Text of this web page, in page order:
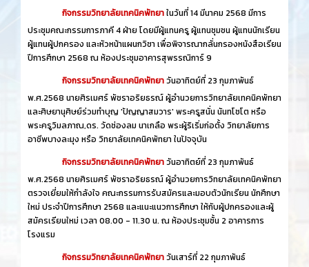
กิจกรรมวิทยาลัยเทคนิคพัทยาในวันที่ 14 มีนาคม 2568 มีการ
ประชุมคณะกรรมการภาคี 4 ฝ่าย โดยมีผู้แทนครู ผู้แทนชุมชน ผู้แทนนักเรียน
ผู้แทนผู้ปกครอง และหัวหน้าแผนกวิชา เพื่อพิจารณากลั่นกรองหนังสือเรียน
ปีการศึกษา 2568 ณ ห้องประชุมอาคารสุพรรณิการ์ 9
กิจกรรมวิทยาลัยเทคนิคพัทยาวันอาทิตย์ที่ 23 กุมภาพันธ์
พ.ศ.2568 นายศิรเมศร์ พัชราอริยธรณ์ ผู้อำนวยการวิทยาลัยเทคนิคพัทยา
และศิษยานุศิษย์ร่วมทำบุญ 'ปัญญาสมวาร' พระครูสนั่น นันทโชโต หรือ
พระครูวิมลภาณ,ดร. วัดช่องลม นาเกลือ พระผู้ริเริ่มก่อตั้ง วิทยาลัยการ
อาชีพบางละมุง หรือ วิทยาลัยเทคนิคพัทยา ในปัจจุบัน
กิจกรรมวิทยาลัยเทคนิคพัทยาวันอาทิตย์ที่ 23 กุมภาพันธ์
พ.ศ.2568 นายศิรเมศร์ พัชราอริยธรณ์ ผู้อำนวยการวิทยาลัยเทคนิคพัทยา
ตรวจเยี่ยมให้กำลังใจ คณะกรรมการรับสมัครและมอบตัวนักเรียน นักศึกษา
ใหม่ ประจำปีการศึกษา 2568 และแนะแนวการศึกษา ให้กับผู้ปกครองและผู้
สมัครเรียนใหม่ เวลา 08.00 - 11.30 น. ณ ห้องประชุมชั้น 2 อาคารการ
โรงแรม
กิจกรรมวิทยาลัยเทคนิคพัทยาวันเสาร์ที่ 22 กุมภาพันธ์